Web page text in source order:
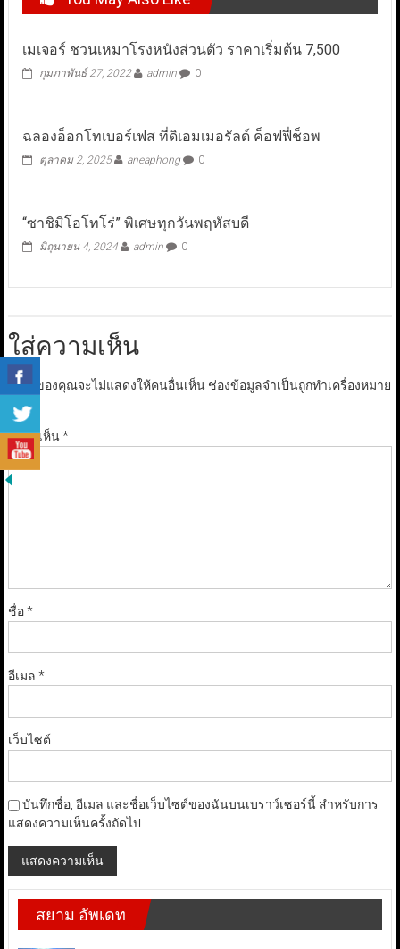
เมเจอร์ ชวนเหมาโรงหนังส่วนตัว ราคาเริ่มต้น 7,500
กุมภาพันธ์ 27, 2022 admin 0
ฉลองอ็อกโทเบอร์เฟส ที่ดิเอมเมอรัลด์ ค็อฟฟี่ช็อพ
ตุลาคม 2, 2025 aneaphong 0
“ซาชิมิโอโทโร่” พิเศษทุกวันพฤหัสบดี
มิถุนายน 4, 2024 admin 0
ใส่ความเห็น
อีเมลของคุณจะไม่แสดงให้คนอื่นเห็น ช่องข้อมูลจำเป็นถูกทำเครื่องหมาย
*
ความเห็น*
ชื่อ*
อีเมล *
เว็บไซต์
บันทึกชื่อ, อีเมล และชื่อเว็บไซต์ของฉันบนเบราว์เซอร์นี้ สำหรับการ
แสดงความเห็นครั้งถัดไป
สยาม อัพเดท